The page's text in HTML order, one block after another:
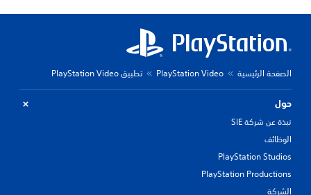
الصفحة الرئيسية PlayStation Video تطبيق PlayStation Video
حول
نبذة عن شركة SIE
الوظائف
PlayStation Studios
PlayStation Productions
الشركة